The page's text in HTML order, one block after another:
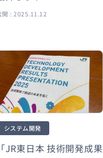
開 : 2025.11.12
システム開発
「JR東日本 技術開発成果